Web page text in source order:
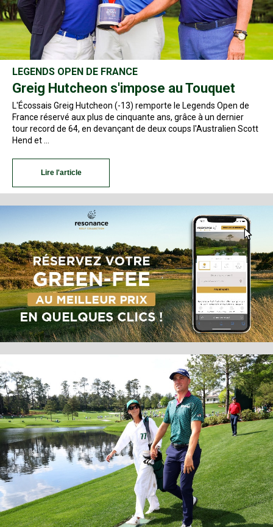
LEGENDS OPEN DE FRANCE
Greig Hutcheon s'impose au Touquet
L'Écossais Greig Hutcheon (-13) remporte le Legends Open de
France réservé aux plus de cinquante ans, grâce à un dernier
tour record de 64, en devançant de deux coups l'Australien Scott
Hend et …
Lire l'article